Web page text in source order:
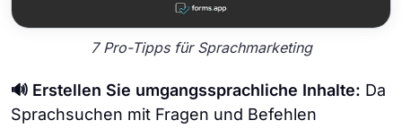
7 Pro-Tipps für Sprachmarketing
🔊 Erstellen Sie umgangssprachliche Inhalte: Da
Sprachsuchen mit Fragen und Befehlen